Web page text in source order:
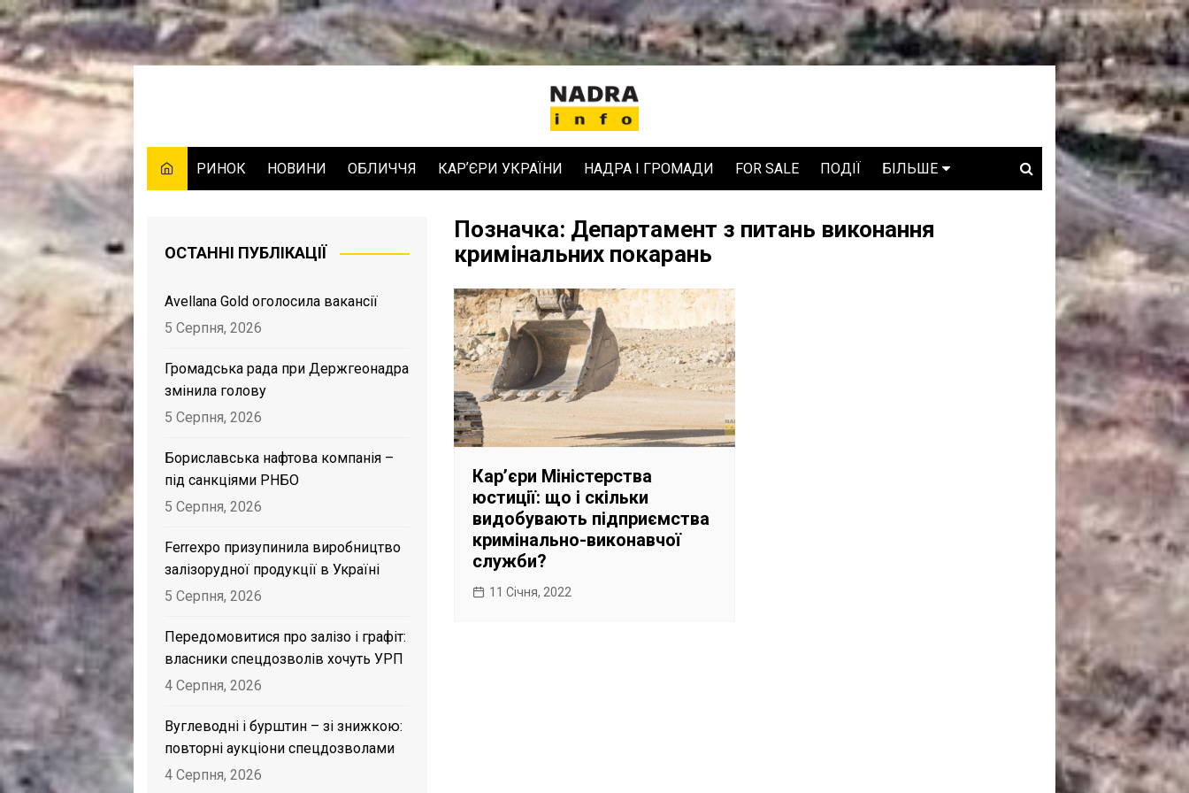
Skip
to
РИНОК НОВИНИ ОБЛИЧЧЯ КАРʼЄРИ УКРАЇНИ НАДРА І ГРОМАДИ FOR SALE ПОДІЇ БІЛЬШЕ
ЗРОБЛЕНО В УКРАЇНІ
Позначка: Департамент з питань виконання
кримінальних покарань
Карʼєри Міністерства
юстиції: що і скільки
видобувають підприємства
кримінально-виконавчої
служби?
11 Січня, 2022
ОСТАННІ ПУБЛІКАЦІЇ
Avellana Gold оголосила вакансії
5 Серпня, 2026
Громадська рада при Держгеонадра
змінила голову
5 Серпня, 2026
Бориславська нафтова компанія –
під санкціями РНБО
5 Серпня, 2026
Ferrexpo призупинила виробництво
залізорудної продукції в Україні
5 Серпня, 2026
Передомовитися про залізо і графіт:
власники спецдозволів хочуть УРП
4 Серпня, 2026
Вуглеводні і бурштин – зі знижкою:
повторні аукціони спецдозволами
4 Серпня, 2026